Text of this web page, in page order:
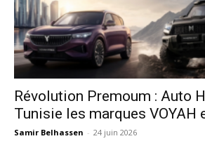
Révolution Premoum : Auto
Tunisie les marques VOYAH
Samir Belhassen - 24 juin 2026